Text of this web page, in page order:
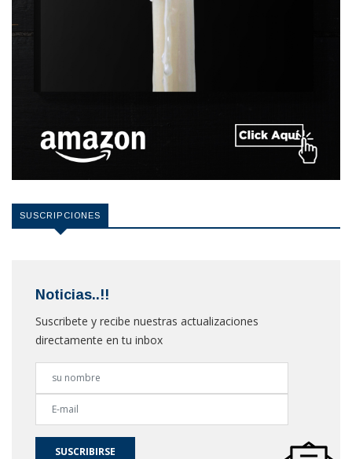
SUSCRIPCIONES
Noticias..!!
Suscribete y recibe nuestras actualizaciones
directamente en tu inbox
SUSCRIBIRSE